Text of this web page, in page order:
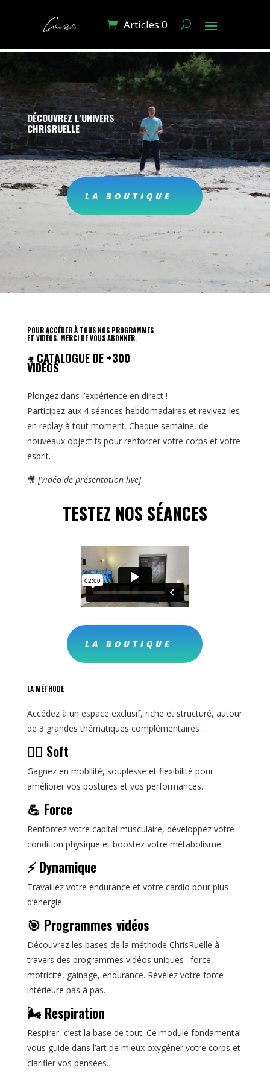
Articles 0
DÉCOUVREZ L’UNIVERS
CHRISRUELLE
LA BOUTIQUE
POUR ACCÉDER À TOUS NOS PROGRAMMES
ET VIDÉOS. MERCI DE VOUS ABONNER.
🎥CATALOGUE DE +300
VIDÉOS
Plongez dans l’expérience en direct !
Participez aux 4 séances hebdomadaires et revivez-les
en replay à tout moment. Chaque semaine, de
nouveaux objectifs pour renforcer votre corps et votre
esprit.
🎥 [Vidéo de présentation live]
TESTEZ NOS SÉANCES
LA BOUTIQUE
LA MÉTHODE
Accédez à un espace exclusif, riche et structuré, autour
de 3 grandes thématiques complémentaires :
🧘‍♀️ Soft
Gagnez en mobilité, souplesse et flexibilité pour
améliorer vos postures et vos performances.
💪 Force
Renforcez votre capital musculaire, développez votre
condition physique et boostez votre métabolisme.
⚡ Dynamique
Travaillez votre endurance et votre cardio pour plus
d’énergie.
🎯 Programmes vidéos
Découvrez les bases de la méthode ChrisRuelle à
travers des programmes vidéos uniques : force,
motricité, gainage, endurance. Révélez votre force
intérieure pas à pas.
🌬️ Respiration
Respirer, c’est la base de tout. Ce module fondamental
vous guide dans l’art de mieux oxygéner votre corps et
clarifier vos pensées.